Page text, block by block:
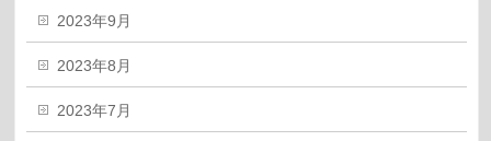
2023年9月
2023年8月
2023年7月